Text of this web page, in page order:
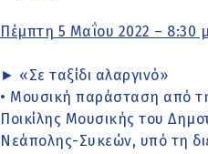
Πέμπτη 5 Μαΐου 2022 – 8:30
► «Σε ταξίδι αλαργινό»
• Μουσική παράσταση από
Ποικίλης Μουσικής του
Νεάπολης-Συκεών, υπό τη